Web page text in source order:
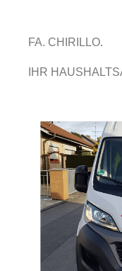
FA. CHIRILLO.
IHR